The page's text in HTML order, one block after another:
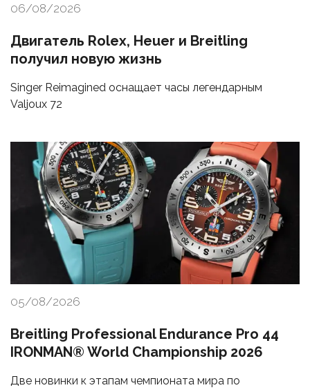
06/08/2026
Двигатель Rolex, Heuer и Breitling
получил новую жизнь
Singer Reimagined оснащает часы легендарным
Valjoux 72
05/08/2026
Breitling Professional Endurance Pro 44
IRONMAN® World Championship 2026
Две новинки к этапам чемпионата мира по